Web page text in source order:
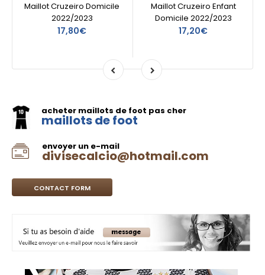
Maillot Cruzeiro Domicile
2022/2023
17,80€
Maillot Cruzeiro Enfant
Domicile 2022/2023
17,20€
acheter maillots de foot pas cher
maillots de foot
envoyer un e-mail
divisecalcio@hotmail.com
CONTACT FORM